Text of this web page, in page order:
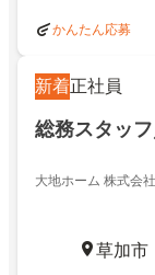
かんたん応募
新着正社員
総務スタッ
大地ホーム 株式会社
草加市